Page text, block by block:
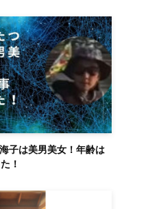
子は美男美女！年齢は
！